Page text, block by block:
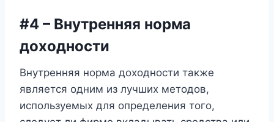
#4 – Внутренняя норма
доходности
Внутренняя норма доходности также
является одним из лучших методов,
используемых для определения того,